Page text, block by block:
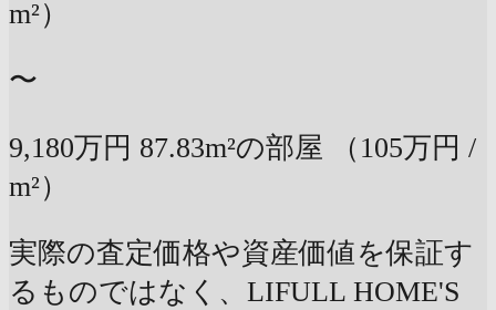
m²）
〜
9,180万円 87.83m²の部屋
（105万円 /
m²）
実際の査定価格や資産価値を保証す
るものではなく、LIFULL HOME'S